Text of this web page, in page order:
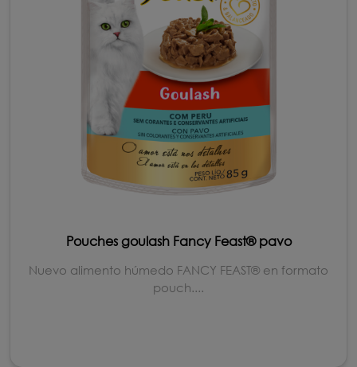
Pouches goulash Fancy Feast® pavo
Nuevo alimento húmedo FANCY FEAST® en formato
pouch....